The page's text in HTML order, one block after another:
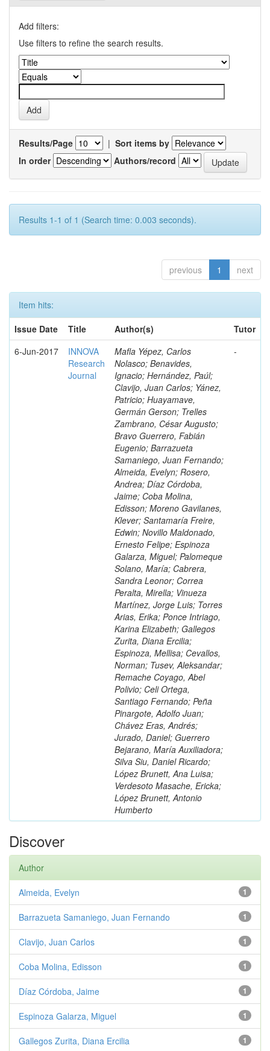
Add filters:
Use filters to refine the search results.
Results/Page | Sort items by
In order
Authors/record
Results 1-1 of 1 (Search time: 0.003 seconds).
previous 1 next
Item hits:
Issue Date
Title Author(s)
Tutor
6-Jun-2017
INNOVA
Research
Journal
Mafla Yépez, Carlos
Nolasco; Benavides,
Ignacio; Hernández, Paúl;
Clavijo, Juan Carlos; Yánez,
Patricio; Huayamave,
Germán Gerson; Trelles
Zambrano, César Augusto;
Bravo Guerrero, Fabián
Eugenio; Barrazueta
Samaniego, Juan Fernando;
Almeida, Evelyn; Rosero,
Andrea; Díaz Córdoba,
Jaime; Coba Molina,
Edisson; Moreno Gavilanes,
Klever; Santamaría Freire,
Edwin; Novillo Maldonado,
Ernesto Felipe; Espinoza
Galarza, Miguel; Palomeque
Solano, María; Cabrera,
Sandra Leonor; Correa
Peralta, Mirella; Vinueza
Martínez, Jorge Luis; Torres
Arias, Erika; Ponce Intriago,
Karina Elizabeth; Gallegos
Zurita, Diana Ercilia;
Espinoza, Mellisa; Cevallos,
Norman; Tusev, Aleksandar;
Remache Coyago, Abel
Polivio; Celi Ortega,
Santiago Fernando; Peña
Pinargote, Adolfo Juan;
Chávez Eras, Andrés;
Jurado, Daniel; Guerrero
Bejarano, María Auxiliadora;
Silva Siu, Daniel Ricardo;
López Brunett, Ana Luisa;
Verdesoto Masache, Ericka;
López Brunett, Antonio
Humberto
-
Discover
Author
1
Almeida, Evelyn
1
Barrazueta Samaniego, Juan Fernando
1
Clavijo, Juan Carlos
1
Coba Molina, Edisson
1
Díaz Córdoba, Jaime
1
Espinoza Galarza, Miguel
1
Gallegos Zurita, Diana Ercilia